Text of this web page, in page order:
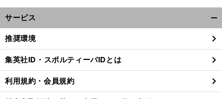
前
サービス
閉
る
推奨環境
集英社ID・スポルティーバIDとは
利用規約・会員規約